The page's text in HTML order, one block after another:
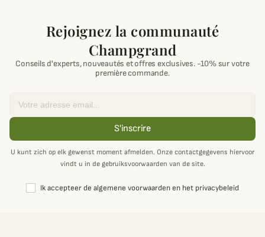
Rejoignez la communauté
Champgrand
Conseils d'experts, nouveautés et offres exclusives. -10% sur votre
première commande.
S'inscrire
U kunt zich op elk gewenst moment afmelden. Onze contactgegevens hiervoor
vindt u in de gebruiksvoorwaarden van de site.
Ik accepteer de algemene voorwaarden en het privacybeleid